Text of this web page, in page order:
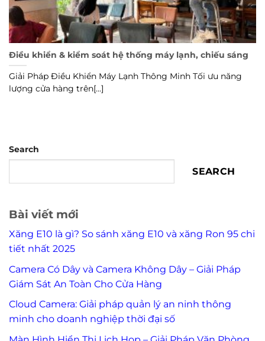
Điều khiển & kiểm soát hệ thống máy lạnh, chiếu sáng
Giải Pháp Điều Khiển Máy Lạnh Thông Minh Tối ưu năng
lượng cửa hàng trên[...]
Search
SEARCH
Bài viết mới
Xăng E10 là gì? So sánh xăng E10 và xăng Ron 95 chi
tiết nhất 2025
Camera Có Dây và Camera Không Dây – Giải Pháp
Giám Sát An Toàn Cho Cửa Hàng
Cloud Camera: Giải pháp quản lý an ninh thông
minh cho doanh nghiệp thời đại số